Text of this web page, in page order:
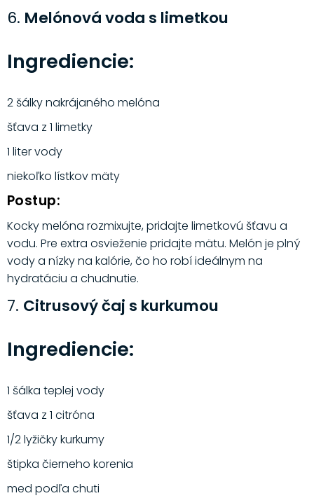
6. Melónová voda s limetkou
Ingrediencie:
2 šálky nakrájaného melóna
šťava z 1 limetky
1 liter vody
niekoľko lístkov mäty
Postup:
Kocky melóna rozmixujte, pridajte limetkovú šťavu a
vodu. Pre extra osvieženie pridajte mätu. Melón je plný
vody a nízky na kalórie, čo ho robí ideálnym na
hydratáciu a chudnutie.
7. Citrusový čaj s kurkumou
Ingrediencie:
1 šálka teplej vody
šťava z 1 citróna
1/2 lyžičky kurkumy
štipka čierneho korenia
med podľa chuti